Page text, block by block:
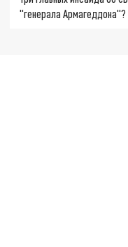
"генерала